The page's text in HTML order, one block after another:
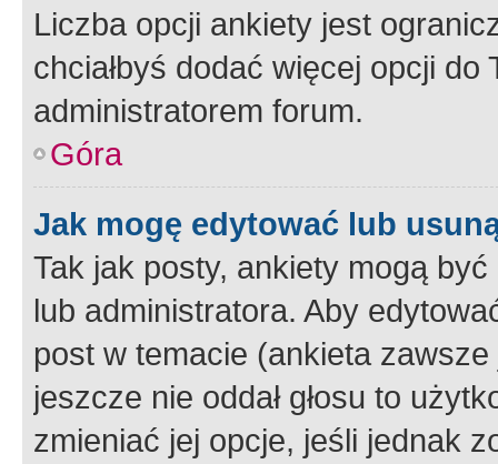
Liczba opcji ankiety jest
chciałbyś dodać więcej opcji
administratorem forum.
Góra
Jak mogę edytować lub
Tak jak posty, ankiety mogą
lub administratora. Aby
post w temacie (ankieta
jeszcze nie oddał głosu to
zmieniać jej opcje, jeśli jednak